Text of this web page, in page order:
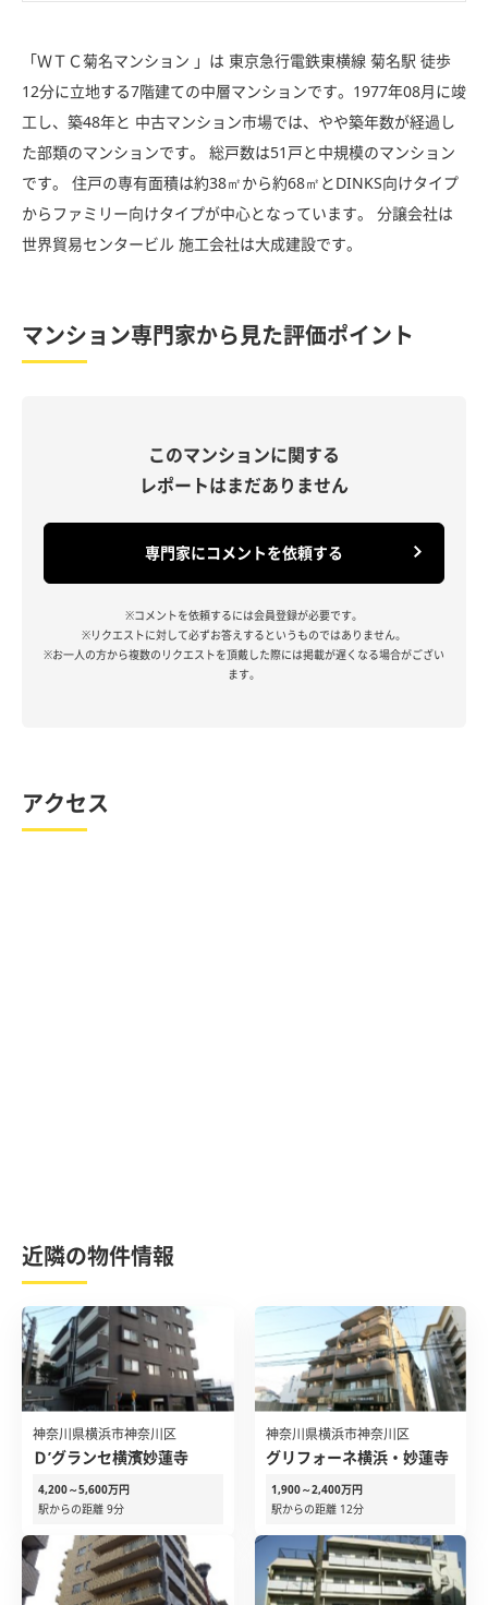
「ＷＴＣ菊名マンション 」は 東京急行電鉄東横線 菊名駅 徒歩
12分に立地する7階建ての中層マンションです。1977年08月に竣
工し、築48年と 中古マンション市場では、やや築年数が経過し
た部類のマンションです。 総戸数は51戸と中規模のマンション
です。 住戸の専有面積は約38㎡から約68㎡とDINKS向けタイプ
からファミリー向けタイプが中心となっています。 分譲会社は
世界貿易センタービル 施工会社は大成建設です。
マンション専門家から見た評価ポイント
このマンションに関する
レポートはまだありません
専門家にコメントを依頼する
※コメントを依頼するには会員登録が必要です。
※リクエストに対して必ずお答えするというものではありません。
※お一人の方から複数のリクエストを頂戴した際には掲載が遅くなる場合がござい
ます。
アクセス
近隣の物件情報
神奈川県横浜市神奈川区
Ｄ’グランセ横濱妙蓮寺
4,200～5,600万円
駅からの距離 9分
神奈川県横浜市神奈川区
グリフォーネ横浜・妙蓮寺
1,900～2,400万円
駅からの距離 12分